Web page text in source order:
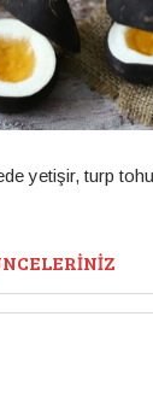
yetişir, turp